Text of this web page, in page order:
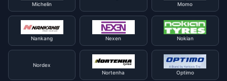
Michelin
Momo
Nankang Nexen Nokian
Nordex
Nortenha
Optimo